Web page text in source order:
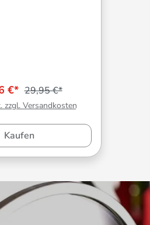
€* 29,95 €*
zzgl. Versandkosten
Kaufen